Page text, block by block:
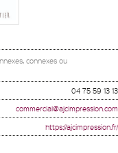
connexes ou
04 75 59 13 13
commercial@ajcimpression.com
https://ajcimpression.fr/